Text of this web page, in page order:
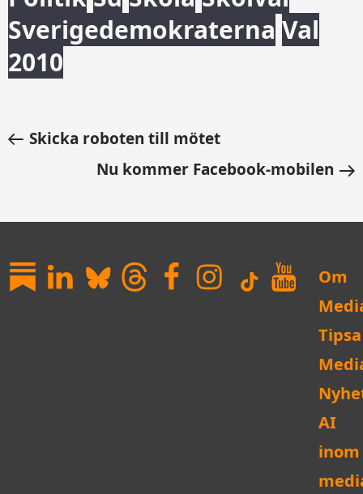
Sverigedemokraterna Val
2010
Skicka roboten till mötet
Nu kommer Facebook-mobilen
Om
Tipsa
AI
inom